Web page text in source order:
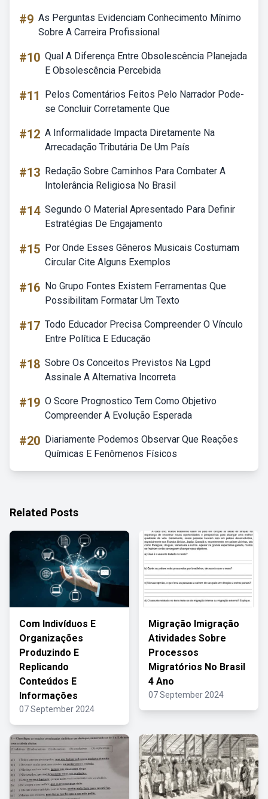
#9 As Perguntas Evidenciam Conhecimento Mínimo
Sobre A Carreira Profissional
#10 Qual A Diferença Entre Obsolescência Planejada
E Obsolescência Percebida
#11
Pelos Comentários Feitos Pelo Narrador Pode-
se Concluir Corretamente Que
#12 A Informalidade Impacta Diretamente Na
Arrecadação Tributária De Um País
#13 Redação Sobre Caminhos Para Combater A
Intolerância Religiosa No Brasil
#14 Segundo O Material Apresentado Para Definir
Estratégias De Engajamento
#15 Por Onde Esses Gêneros Musicais Costumam
Circular Cite Alguns Exemplos
#16 No Grupo Fontes Existem Ferramentas Que
Possibilitam Formatar Um Texto
#17 Todo Educador Precisa Compreender O Vínculo
Entre Política E Educação
#18 Sobre Os Conceitos Previstos Na Lgpd
Assinale A Alternativa Incorreta
#19 O Score Prognostico Tem Como Objetivo
Compreender A Evolução Esperada
#20 Diariamente Podemos Observar Que Reações
Químicas E Fenômenos Físicos
Related Posts
Com Indivíduos E
Organizações
Produzindo E
Replicando
Conteúdos E
Informações
07 September 2024
Migração Imigração
Atividades Sobre
Processos
Migratórios No Brasil
4 Ano
07 September 2024